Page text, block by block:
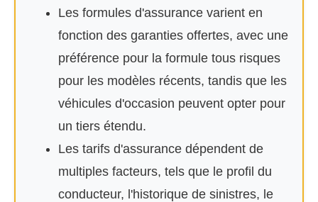
Les formules d'assurance varient en
fonction des garanties offertes, avec une
préférence pour la formule tous risques
pour les modèles récents, tandis que les
véhicules d'occasion peuvent opter pour
un tiers étendu.
Les tarifs d'assurance dépendent de
multiples facteurs, tels que le profil du
conducteur, l'historique de sinistres, le